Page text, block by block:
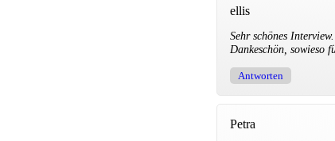
ellis
Sehr schönes
Dankeschön, sowieso
Antworten
Petra